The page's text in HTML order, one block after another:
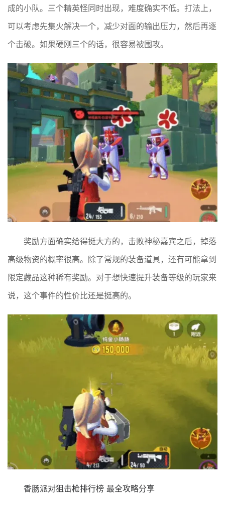
成的小队。三个精英怪同时出现，难度确实不低。打法上，
可以考虑先集火解决一个，减少对面的输出压力，然后再逐
个击破。如果硬刚三个的话，很容易被围攻。
奖励方面确实给得挺大方的，击败神秘嘉宾之后，掉落
高级物资的概率很高。除了常规的装备道具，还有可能拿到
限定藏品这种稀有奖励。对于想快速提升装备等级的玩家来
说，这个事件的性价比还是挺高的。
香肠派对狙击枪排行榜 最全攻略分享